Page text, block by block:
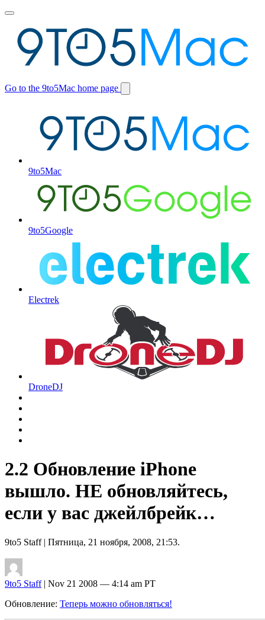
Toggle
menu
Go to the 9to5Mac home page
Switch
9to5Mac
9to5Google
Electrek
DroneDJ
2.2 Обновление iPhone
вышло. НЕ обновляйтесь,
если у вас джейлбрейк…
9to5 Staff| Пятница, 21 ноября, 2008, 21:53.
9to5 Staff| Nov 21 2008 — 4:14 am PT
Обновление: Теперь можно обновляться!